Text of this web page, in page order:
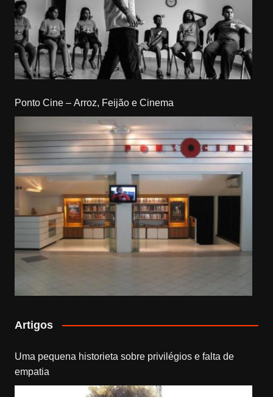
Ponto Cine – Arroz, Feijão e Cinema
Artigos
Uma pequena historieta sobre privilégios e falta de
empatia